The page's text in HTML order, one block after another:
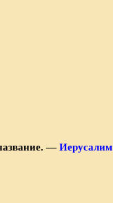
—Иерусалим